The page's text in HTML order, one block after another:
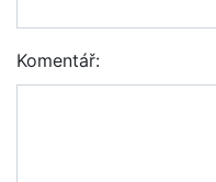
Komentář: